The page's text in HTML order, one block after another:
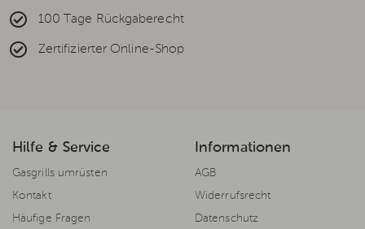
100 Tage Rückgaberecht
Zertifizierter Online-Shop
Hilfe & Service
Gasgrills umrüsten
Kontakt
Häufige Fragen
Informationen
AGB
Widerrufsrecht
Datenschutz